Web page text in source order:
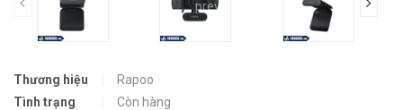
prev
Thương hiệu
Rapoo
Tình trạng
Còn hàng